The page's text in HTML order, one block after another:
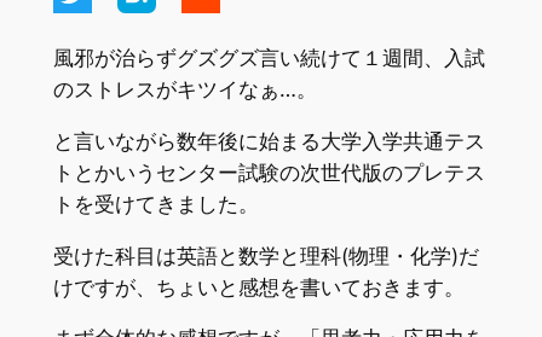
風邪が治らずグズグズ言い続けて１週間、入試
のストレスがキツイなぁ…。
と言いながら数年後に始まる大学入学共通テス
トとかいうセンター試験の次世代版のプレテス
トを受けてきました。
受けた科目は英語と数学と理科(物理・化学)だ
けですが、ちょいと感想を書いておきます。